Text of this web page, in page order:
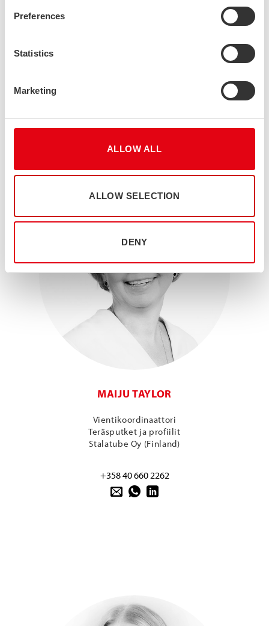
Preferences
Statistics
Marketing
ALLOW ALL
ALLOW SELECTION
DENY
Energiateollisuus, Teräsputket ja profiilit
MAIJU TAYLOR
Vientikoordinaattori
Teräsputket ja profiilit
Stalatube Oy (Finland)
+358 40 660 2262